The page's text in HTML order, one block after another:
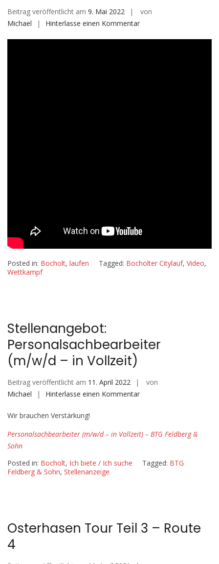
Beitrag veröffentlicht am 9. Mai 2022
von
Michael
Hinterlasse einen Kommentarauf
Posted in: Bocholt, laufen Tagged: Bocholter Citylauf, Video,
Wettkampf
Stellenangebot:
Personalsachbearbeiter
(m/w/d – in Vollzeit)
Beitrag veröffentlicht am 11. April 2022
von
Michael
Hinterlasse einen Kommentarauf
–
Vollzeit)
Wir brauchen Verstärkung!
Personalsachbearbeiter (m/w/d – in Vollzeit) – BTG Feldberg &
Sohn
Posted in: Bocholt, Ich biete / Ich suche Tagged: BTG
Feldberg & Sohn, Stellenanzeige
Osterhasen Tour Teil 3 – Route
4